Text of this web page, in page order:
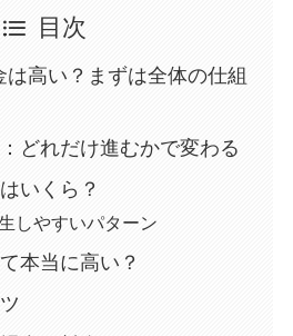
目次
は高い？まずは全体の仕組
どれだけ進むかで変わる
いくら？
しやすいパターン
本当に高い？